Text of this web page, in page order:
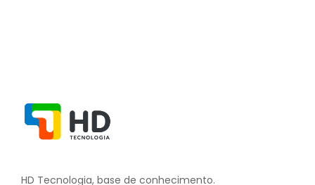
HD Tecnologia, base de conhecimento.